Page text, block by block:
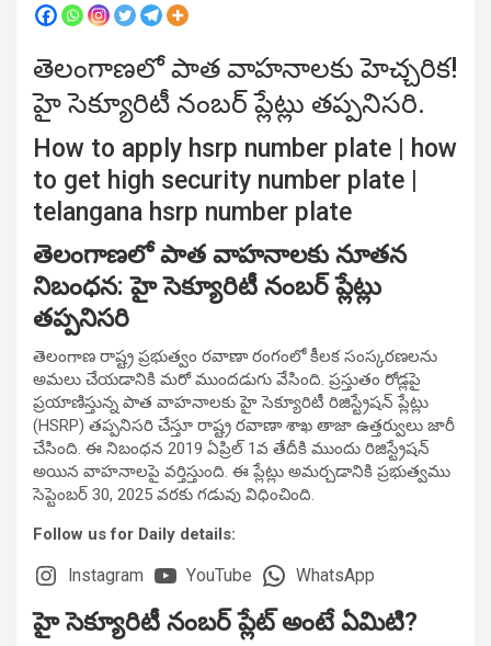
తెలంగాణలో పాత వాహనాలకు హెచ్చరిక!
హై సెక్యూరిటీ నంబర్ ప్లేట్లు తప్పనిసరి.
How to apply hsrp number plate | how
to get high security number plate |
telangana hsrp number plate
తెలంగాణలో పాత వాహనాలకు నూతన
నిబంధన: హై సెక్యూరిటీ నంబర్ ప్లేట్లు
తప్పనిసరి
తెలంగాణ రాష్ట్ర ప్రభుత్వం రవాణా రంగంలో కీలక సంస్కరణలను
అమలు చేయడానికి మరో ముందడుగు వేసింది. ప్రస్తుతం రోడ్లపై
ప్రయాణిస్తున్న పాత వాహనాలకు హై సెక్యూరిటీ రిజిస్ట్రేషన్ ప్లేట్లు
(HSRP) తప్పనిసరి చేస్తూ రాష్ట్ర రవాణా శాఖ తాజా ఉత్తర్వులు జారీ
చేసింది. ఈ నిబంధన 2019 ఏప్రిల్ 1వ తేదీకి ముందు రిజిస్ట్రేషన్
అయిన వాహనాలపై వర్తిస్తుంది. ఈ ప్లేట్లు అమర్చడానికి ప్రభుత్వము
సెప్టెంబర్ 30, 2025 వరకు గడువు విధించింది.
Follow us for Daily details:
Instagram YouTube WhatsApp
హై సెక్యూరిటీ నంబర్ ప్లేట్ అంటే ఏమిటి?